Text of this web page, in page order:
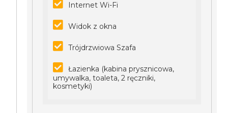
Internet Wi-Fi
Widok z okna
Trójdrzwiowa Szafa
Łazienka (kabina prysznicowa,
umywalka, toaleta, 2 ręczniki,
kosmetyki)